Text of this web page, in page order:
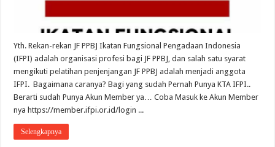
Yth. Rekan-rekan JF PPBJ Ikatan Fungsional Pengadaan Indonesia
(IFPI) adalah organisasi profesi bagi JF PPBJ, dan salah satu syarat
mengikuti pelatihan penjenjangan JF PPBJ adalah menjadi anggota
IFPI. Bagaimana caranya? Bagi yang sudah Pernah Punya KTA IFPI..
Berarti sudah Punya Akun Member ya… Coba Masuk ke Akun Member
nya https://member.ifpi.or.id/login ...
Selengkapnya